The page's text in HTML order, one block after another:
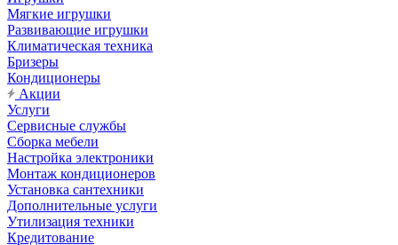
Мягкие игрушки
Развивающие игрушки
Климатическая техника
Бризеры
Кондиционеры
Акции
Услуги
Сервисные службы
Сборка мебели
Настройка электроники
Монтаж кондиционеров
Установка сантехники
Дополнительные услуги
Утилизация техники
Кредитование